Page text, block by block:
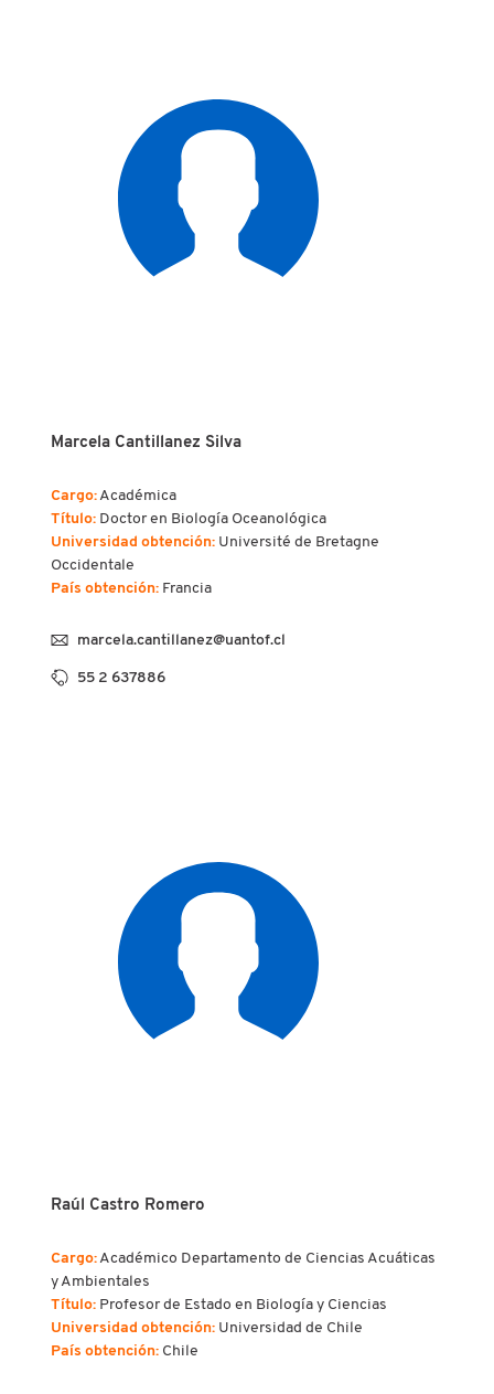
Marcela Cantillanez Silva
Cargo: Académica
Título: Doctor en Biología Oceanológica
Universidad obtención: Université de Bretagne
Occidentale
País obtención: Francia
marcela.cantillanez@uantof.cl
55 2 637886
Raúl Castro Romero
Cargo: Académico Departamento de Ciencias Acuáticas
y Ambientales
Título: Profesor de Estado en Biología y Ciencias
Universidad obtención: Universidad de Chile
País obtención: Chile